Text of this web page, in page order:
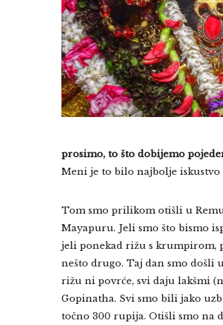
prosimo, to što dobijemo
Meni je to bilo najbolje iskustvo
Tom smo prilikom otišli u
Mayapuru. Jeli smo što bismo
jeli ponekad rižu s krumpirom,
nešto drugo. Taj dan smo
rižu ni povrće, svi daju lakšmi
Gopinatha. Svi smo bili jako
točno 300 rupija. Otišli smo na